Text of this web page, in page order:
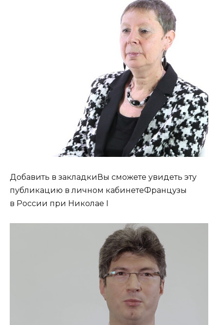
Добавить в закладкиВы сможете увидеть эту
публикацию в личном кабинетеФранцузы
в России при Николае I